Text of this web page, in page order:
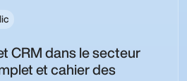
CRM dans le secteur
et cahier des